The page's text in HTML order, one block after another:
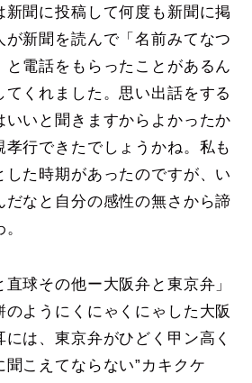
聞に投稿して何度も新聞に掲
新聞を読んで「名前みてなつ
と電話をもらったことがあるん
くれました。思い出話をする
いいと聞きますからよかったか
孝行できたでしょうかね。私も
した時期があったのですが、い
だなと自分の感性の無さから諦
球その他ー大阪弁と東京弁」
ようにくにゃくにゃした大阪
は、東京弁がひどく甲ン高く
こえてならない”カキクケ